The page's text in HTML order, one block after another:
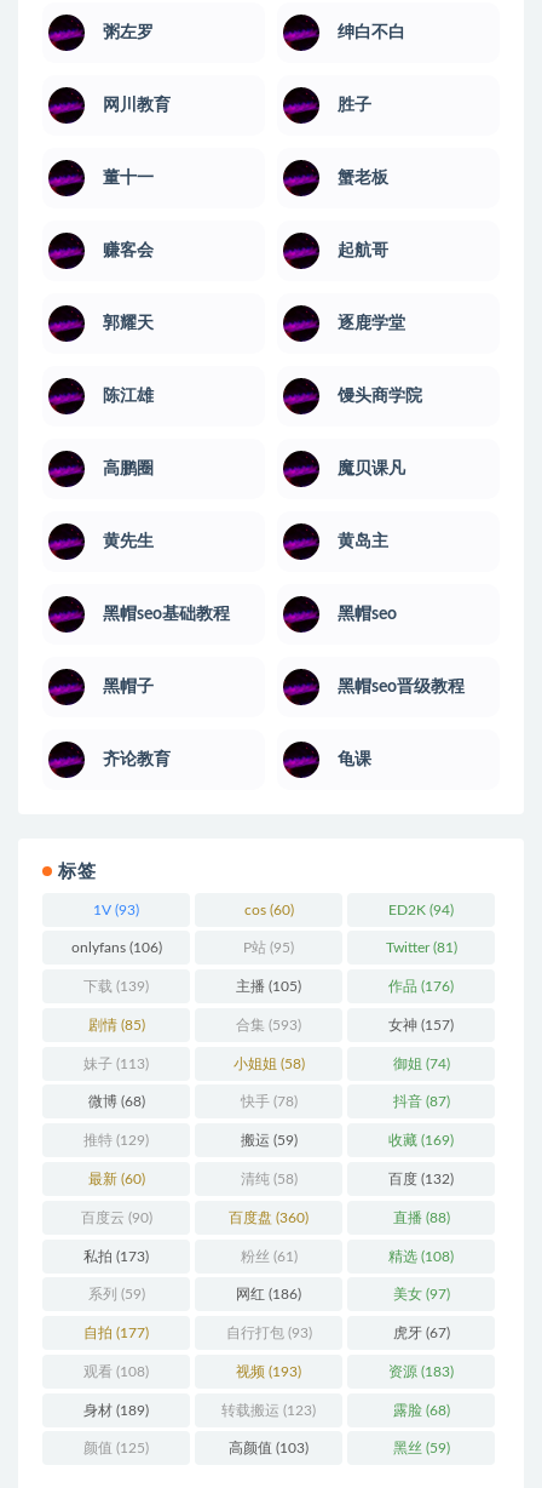
粥左罗 绅白不白
网川教育 ​胜子
董十一 蟹老板
赚客会 起航哥
郭耀天 逐鹿学堂
陈江雄 馒头商学院
高鹏圈 魔贝课凡
黄先生 黄岛主
黑帽seo基础教程 黑帽seo
黑帽子 黑帽seo晋级教程
齐论教育 龟课
标签
1V (93) cos(60) ED2K (94)
onlyfans(106) P站 (95) Twitter(81)
下载 (139) 主播 (105) 作品 (176)
剧情(85) 合集 (593) 女神 (157)
妹子 (113) 小姐姐 (58) 御姐 (74)
微博(68) 快手(78) 抖音(87)
推特 (129) 搬运 (59) 收藏 (169)
最新(60) 清纯(58) 百度 (132)
百度云 (90) 百度盘 (360) 直播(88)
私拍 (173) 粉丝 (61) 精选 (108)
系列 (59) 网红 (186) 美女(97)
自拍 (177) 自行打包(93) 虎牙(67)
观看 (108) 视频 (193) 资源 (183)
身材 (189) 转载搬运 (123) 露脸(68)
颜值 (125) 高颜值 (103) 黑丝 (59)